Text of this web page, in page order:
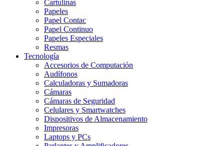
Cartulinas
Papeles
Papel Contac
Papel Continuo
Papeles Especiales
Resmas
Tecnología
Accesorios de Computación
Audífonos
Calculadoras y Sumadoras
Cámaras
Cámaras de Seguridad
Celulares y Smartwatches
Dispositivos de Almacenamiento
Impresoras
Laptops y PCs